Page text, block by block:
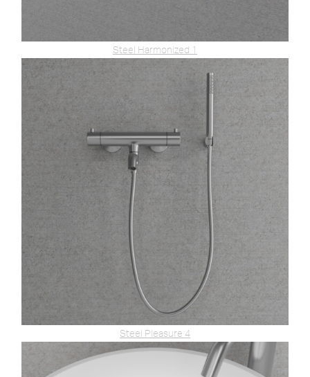
Steel Harmonized 1
Steel Pleasure 4